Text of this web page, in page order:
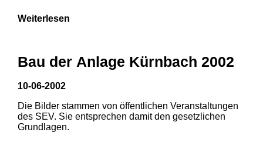
Weiterlesen
Bau der Anlage Kürnbach 2002
10-06-2002
Die Bilder stammen von öffentlichen Veranstaltungen
des SEV. Sie entsprechen damit den gesetzlichen
Grundlagen.